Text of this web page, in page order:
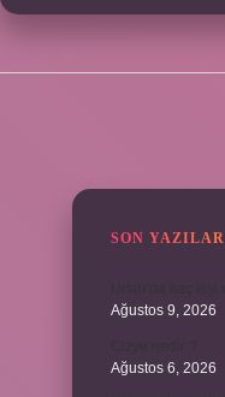
SON YAZILAR
Ağustos 9, 2026
Ağustos 6, 2026